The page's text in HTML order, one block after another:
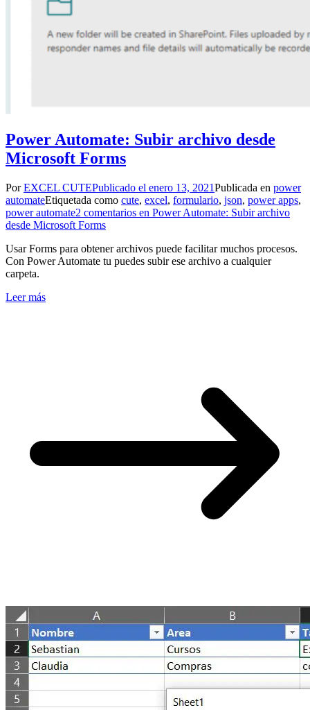
Power Automate: Subir archivo desde
Microsoft Forms
PorEXCEL CUTEPublicado el enero 13, 2021Publicada en power
automateEtiquetada como cute, excel, formulario, json, power apps,
power automate2 comentarios en Power Automate: Subir archivo
desde Microsoft Forms
Usar Forms para obtener archivos puede facilitar muchos procesos.
Con Power Automate tu puedes subir ese archivo a cualquier
carpeta.
Leer más